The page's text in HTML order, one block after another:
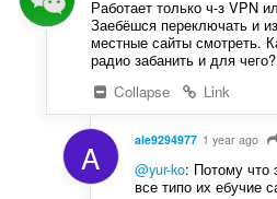
і
в
:
ю
в
а
і
в
:
Работает только ч-з VPN
Заебёшся переключать и
местные сайты смотреть.
радио забанить и для
Collapse
Link
A ale9294977 1 year ago
@yur-ko: Потому что
все типо их ебучие